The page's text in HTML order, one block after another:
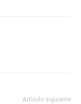
Artículo siguiente